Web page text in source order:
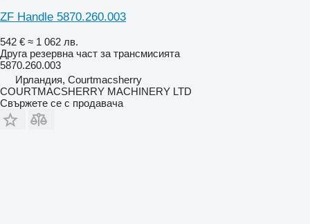
ZF Handle 5870.260.003
542 € ≈ 1 062 лв.
Друга резервна част за трансмисията
5870.260.003
Ирландия, Courtmacsherry
COURTMACSHERRY MACHINERY LTD
Свържете се с продавача